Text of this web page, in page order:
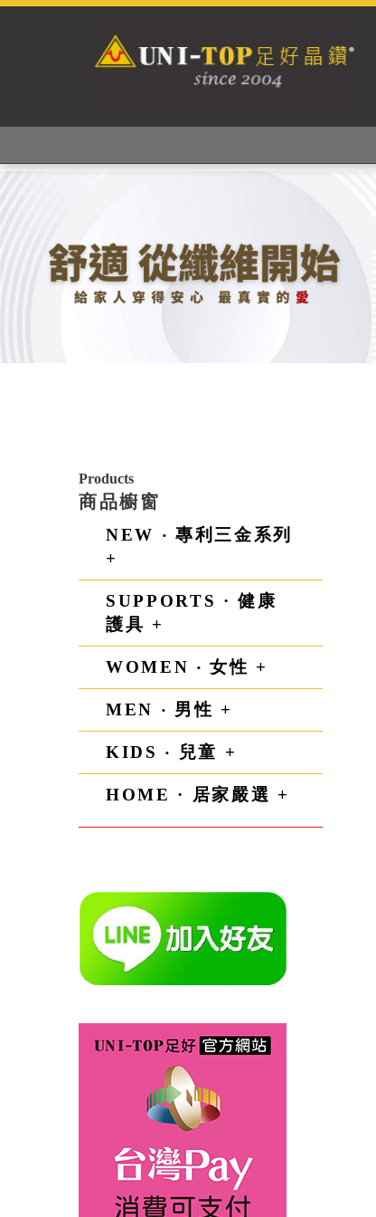
Products
商品櫥窗
NEW ‧ 專利三金系列
+
SUPPORTS · 健康
護具 +
WOMEN ‧ 女性 +
MEN ‧ 男性 +
KIDS ‧ 兒童 +
HOME · 居家嚴選 +